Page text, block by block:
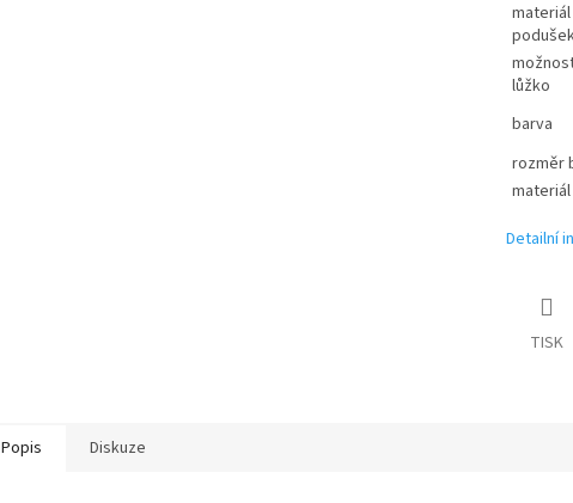
lůžko
barva
rozměr
Detailní
TISK
Popis Diskuze